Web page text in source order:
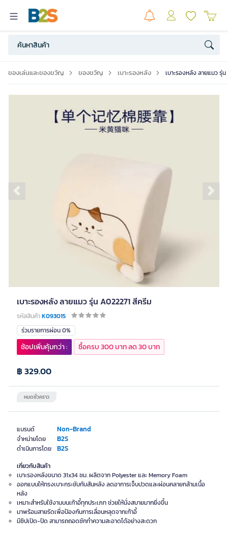
ของเล่นและของขวัญ ของขวัญ เบาะรองหลัง เบาะรองหลัง ลายแมว รุ่
Previous slide
เบาะรองหลัง ลายแมว รุ่น A022271 สีครีม
รหัสสินค้าK093015
แบรนด์ Non-Brand
จำหน่ายโดย B2S
ดำเนินการโดย B2S
ร่วมรายการผ่อน 0%
หมดชั่วคราว
฿ 329.00
ช้อปเพิ่มคุ้มกว่า : ซื้อครบ 300 บาท ลด 30 บาท
เกี่ยวกับสินค้า
เบาะรองหลังขนาด 31x34 ซม. ผลิตจาก Polyester และ Memory Foam
ออกแบบให้ทรงเบาะกระชับกับสันหลัง ลดอาการเจ็บปวดและผ่อนคลายกล้ามเนื้อ
หลัง
เหมาะสำหรับใช้งานบนเก้าอี้ทุกประเภท ช่วยให้นั่งสบายมากยิ่งขึ้น
มาพร้อมสายรัดเพื่อป้องกันการเลื่อนหลุดจากเก้าอี้
มีซิปเปิด-ปิด สามารถถอดซักทำความสะอาดได้อย่างสะดวก